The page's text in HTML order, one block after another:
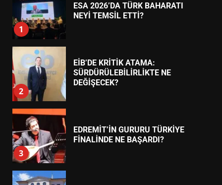
1
ESA 2026’DA TÜRK BAHARATI
NEYİ TEMSİL ETTİ?
2
EİB’DE KRİTİK ATAMA:
SÜRDÜRÜLEBİLİRLİKTE NE
DEĞİŞECEK?
3
EDREMİT’İN GURURU TÜRKİYE
FİNALİNDE NE BAŞARDI?